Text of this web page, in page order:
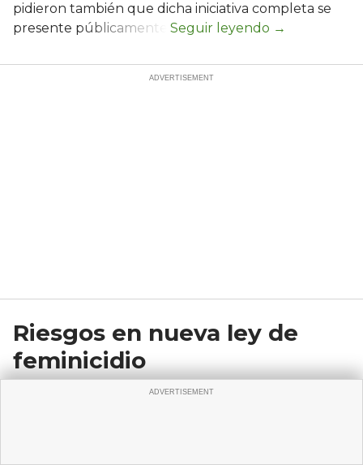
pidieron también que dicha iniciativa completa se
presente públicamente.
Riesgos en nueva ley de
feminicidio
May 25, 2026